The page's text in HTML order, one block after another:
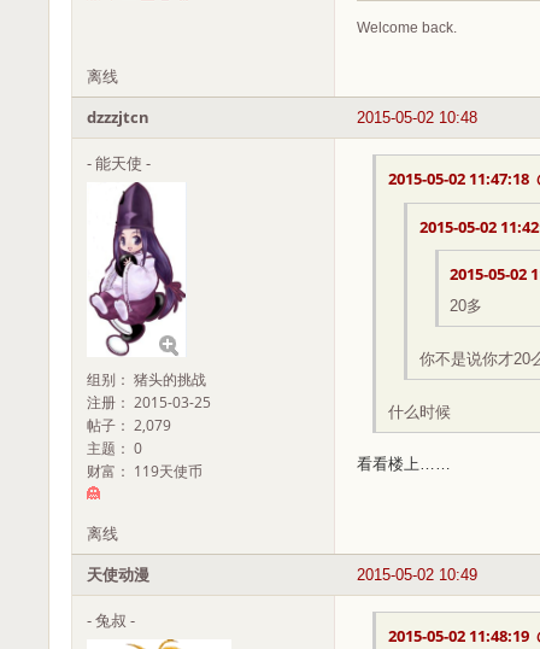
Welcome back.
离线
2015-05-02 10:48
dzzzjtcn
- 能天使 -
组别： 猪头的挑战
注册： 2015-03-25
帖子： 2,079
主题： 0
财富： 119天使币
2015-05-02 11:47:18
2015-05-02
2015-05-02
20多
你不是说你才20
什么时候
看看楼上……
离线
2015-05-02 10:49
天使动漫
- 兔叔 -
2015-05-02 11:48:19